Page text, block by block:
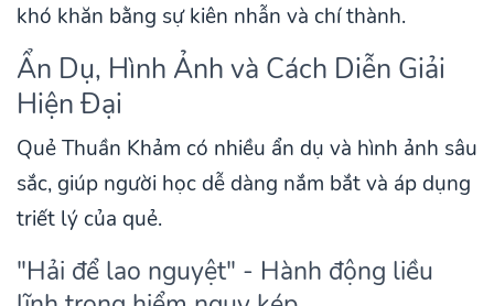
khó khăn bằng sự kiên nhẫn và chí thành.
Ẩn Dụ, Hình Ảnh và Cách Diễn Giải
Hiện Đại
Quẻ Thuần Khảm có nhiều ẩn dụ và hình ảnh sâu
sắc, giúp người học dễ dàng nắm bắt và áp dụng
triết lý của quẻ.
"Hải để lao nguyệt" - Hành động liều